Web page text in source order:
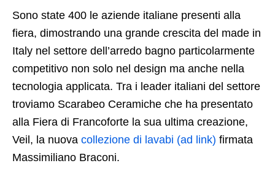
Sono state 400 le aziende italiane presenti alla
fiera, dimostrando una grande crescita del made in
Italy nel settore dell’arredo bagno particolarmente
competitivo non solo nel design ma anche nella
tecnologia applicata. Tra i leader italiani del settore
troviamo Scarabeo Ceramiche che ha presentato
alla Fiera di Francoforte la sua ultima creazione,
Veil, la nuova collezione di lavabi (ad link) firmata
Massimiliano Braconi.